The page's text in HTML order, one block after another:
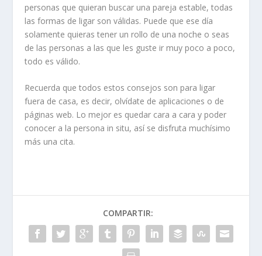
personas que quieran buscar una pareja estable, todas
las formas de ligar son válidas. Puede que ese día
solamente quieras tener un rollo de una noche o seas
de las personas a las que les guste ir muy poco a poco,
todo es válido.
Recuerda que todos estos consejos son para ligar
fuera de casa, es decir, olvídate de aplicaciones o de
páginas web. Lo mejor es quedar cara a cara y poder
conocer a la persona in situ, así se disfruta muchísimo
más una cita.
COMPARTIR: